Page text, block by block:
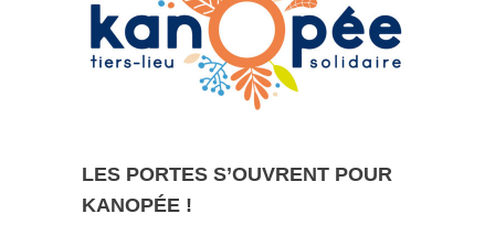
LES PORTES S’OUVRENT POUR
KANOPÉE !